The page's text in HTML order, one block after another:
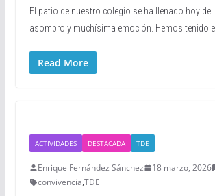
El patio de nuestro colegio se ha llenado hoy de
asombro y muchísima emoción. Hemos tenido
Read More
ACTIVIDADES DESTACADA TDE
Enrique Fernández Sánchez 18 marzo, 2026
convivencia,TDE